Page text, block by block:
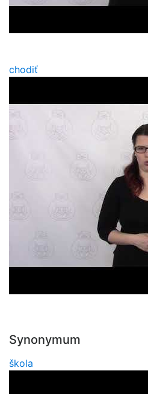
chodiť
Synonymum
škola